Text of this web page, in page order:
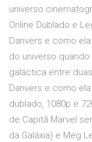
universo
Online Dublado e
Danvers e como
do universo
galáctica entre
Danvers e como
dublado, 1080p e
de Capitã Marvel
da Galáxia) e Meg